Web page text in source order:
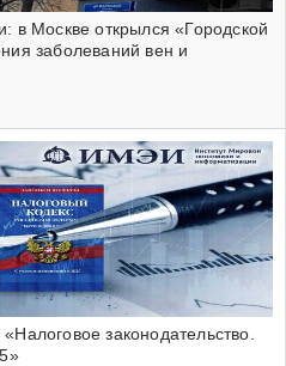
в Москве открылся «Городской
заболеваний вен и
законодательство.